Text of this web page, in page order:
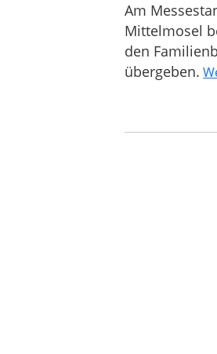
Am
Mittelmosel
den
übergeben.